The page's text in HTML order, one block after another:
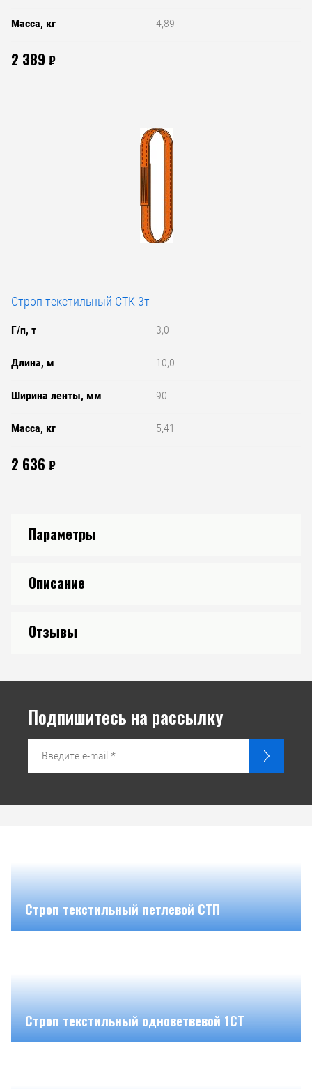
Строп текстильный петлевой СТП
Строп текстильный одноветвевой 1СТ
Масса, кг 4,89
2 389 ₽
Строп текстильный СТК 3т
Г/п, т 3,0
Длина, м 10,0
Ширина ленты, мм 90
Масса, кг 5,41
2 636 ₽
Параметры
Описание
Отзывы
Подпишитесь на рассылку